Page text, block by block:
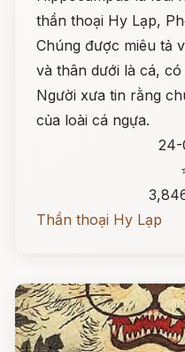
thần thoại Hy Lạp,
Chúng được miêu tả
và thân dưới là cá,
Người xưa tin rằng
của loài cá ngựa.
24-
Thần thoại Hy Lạp